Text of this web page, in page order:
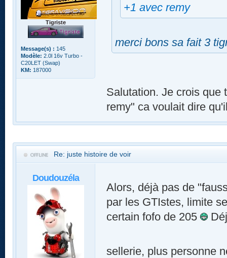
Tigriste
Message(s) : 145
Modèle: 2.0l 16v Turbo -
C20LET (Swap)
KM: 187000
+1 avec remy
merci bons sa fait 3
Salutation. Je crois que
remy" ca voulait dire
Re: juste histoire de voir
Doudouzéla
Alors, déjà pas de
par les GTIstes, limite
certain fofo de 205
sellerie, plus personne